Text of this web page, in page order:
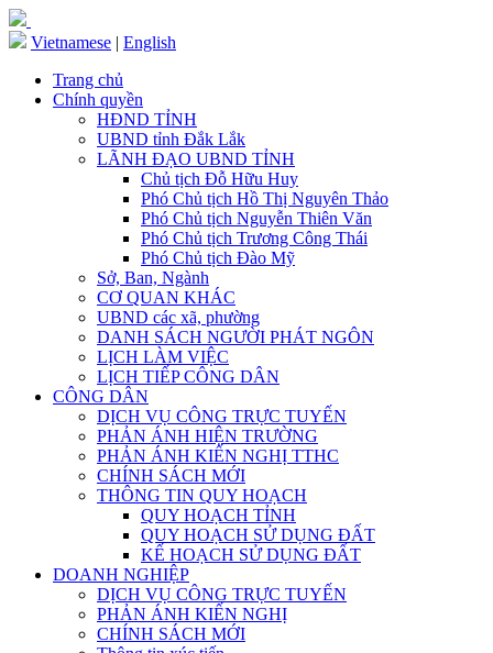
Vietnamese | English
Trang chủ
Chính quyền
HĐND TỈNH
UBND tỉnh Đắk Lắk
LÃNH ĐẠO UBND TỈNH
Chủ tịch Đỗ Hữu Huy
Phó Chủ tịch Hồ Thị Nguyên Thảo
Phó Chủ tịch Nguyễn Thiên Văn
Phó Chủ tịch Trương Công Thái
Phó Chủ tịch Đào Mỹ
Sở, Ban, Ngành
CƠ QUAN KHÁC
UBND các xã, phường
DANH SÁCH NGƯỜI PHÁT NGÔN
LỊCH LÀM VIỆC
LỊCH TIẾP CÔNG DÂN
CÔNG DÂN
DỊCH VỤ CÔNG TRỰC TUYẾN
PHẢN ÁNH HIỆN TRƯỜNG
PHẢN ÁNH KIẾN NGHỊ TTHC
CHÍNH SÁCH MỚI
THÔNG TIN QUY HOẠCH
QUY HOẠCH TỈNH
QUY HOẠCH SỬ DỤNG ĐẤT
KẾ HOẠCH SỬ DỤNG ĐẤT
DOANH NGHIỆP
DỊCH VỤ CÔNG TRỰC TUYẾN
PHẢN ÁNH KIẾN NGHỊ
CHÍNH SÁCH MỚI